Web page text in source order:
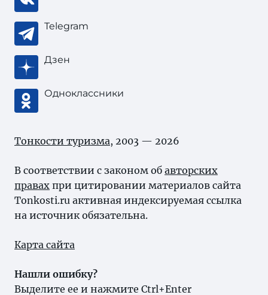
Telegram
Дзен
Одноклассники
Тонкости туризма, 2003 — 2026
В соответствии с законом об авторских
правах при цитировании материалов сайта
Tonkosti.ru активная индексируемая ссылка
на источник обязательна.
Карта сайта
Нашли ошибку?
Выделите ее и нажмите Ctrl+Enter